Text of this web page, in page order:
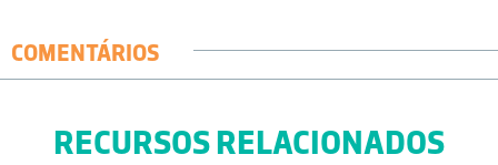
COMENTÁRIOS
RECURSOS RELACIONADOS